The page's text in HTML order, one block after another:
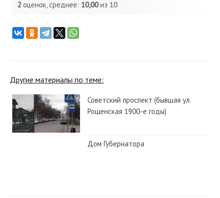
2 оценок, среднее: 10,00из 10
Другие материалы по теме:
Советский проспект (бывшая ул.
Рощенская 1900-е годы)
Дом Губернатора